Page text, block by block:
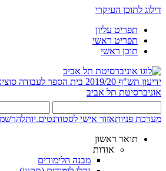
דילוג לתוכן העיקרי
תפריט עליון
תפריט ראשי
תוכן ראשי
ידיעון תש"ף 2019/20
בית הספר לעבודה
אוניברסיטת תל אביב
מערכת פניותאזור אישי לסטודנטים.יות
תואר ראשון
אודות
מבנה הלימודים